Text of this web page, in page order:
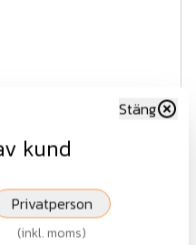
kund
Stäng
Privatperson
(inkl. moms)